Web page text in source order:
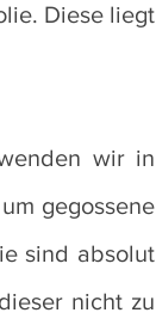
Diese liegt
wir in
gegossene
sind absolut
nicht zu